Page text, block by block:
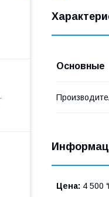
Основные
Цена: 4 500